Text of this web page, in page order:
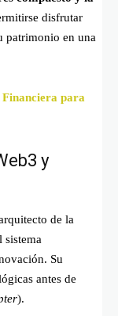
disfrutar
patrimonio en una
para
y
de la
sistema
Su
antes de
).